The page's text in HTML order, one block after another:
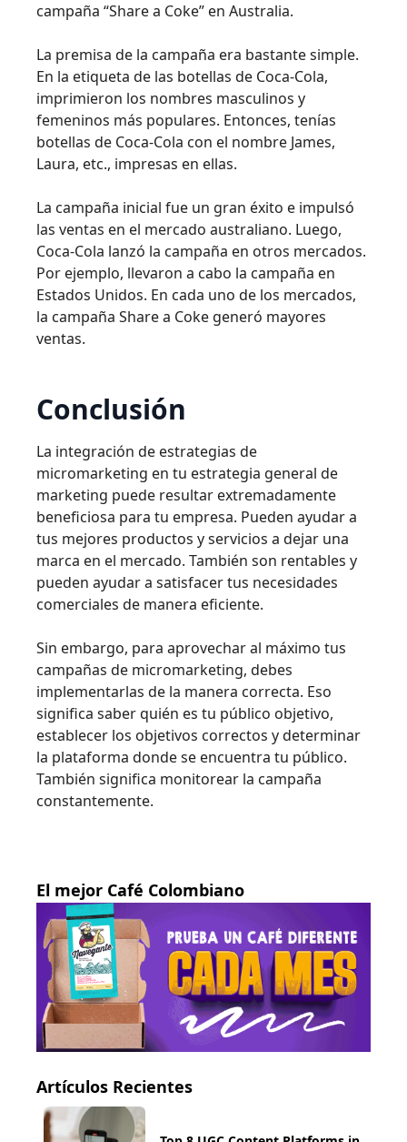
campaña “Share a Coke” en Australia.
La premisa de la campaña era bastante simple.
En la etiqueta de las botellas de Coca-Cola,
imprimieron los nombres masculinos y
femeninos más populares. Entonces, tenías
botellas de Coca-Cola con el nombre James,
Laura, etc., impresas en ellas.
La campaña inicial fue un gran éxito e impulsó
las ventas en el mercado australiano. Luego,
Coca-Cola lanzó la campaña en otros mercados.
Por ejemplo, llevaron a cabo la campaña en
Estados Unidos. En cada uno de los mercados,
la campaña Share a Coke generó mayores
ventas.
Conclusión
La integración de estrategias de
micromarketing en tu estrategia general de
marketing puede resultar extremadamente
beneficiosa para tu empresa. Pueden ayudar a
tus mejores productos y servicios a dejar una
marca en el mercado. También son rentables y
pueden ayudar a satisfacer tus necesidades
comerciales de manera eficiente.
Sin embargo, para aprovechar al máximo tus
campañas de micromarketing, debes
implementarlas de la manera correcta. Eso
significa saber quién es tu público objetivo,
establecer los objetivos correctos y determinar
la plataforma donde se encuentra tu público.
También significa monitorear la campaña
constantemente.
El mejor Café Colombiano
Artículos Recientes